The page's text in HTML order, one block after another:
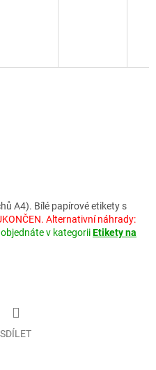
A4). Bílé papírové etikety s
Alternativní náhrady:
v kategoriiEtikety na
SDÍLET